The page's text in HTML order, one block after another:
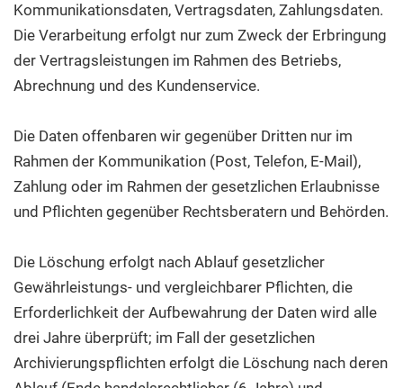
Kommunikationsdaten, Vertragsdaten, Zahlungsdaten.
Die Verarbeitung erfolgt nur zum Zweck der Erbringung
der Vertragsleistungen im Rahmen des Betriebs,
Abrechnung und des Kundenservice.
Die Daten offenbaren wir gegenüber Dritten nur im
Rahmen der Kommunikation (Post, Telefon, E-Mail),
Zahlung oder im Rahmen der gesetzlichen Erlaubnisse
und Pflichten gegenüber Rechtsberatern und Behörden.
Die Löschung erfolgt nach Ablauf gesetzlicher
Gewährleistungs- und vergleichbarer Pflichten, die
Erforderlichkeit der Aufbewahrung der Daten wird alle
drei Jahre überprüft; im Fall der gesetzlichen
Archivierungspflichten erfolgt die Löschung nach deren